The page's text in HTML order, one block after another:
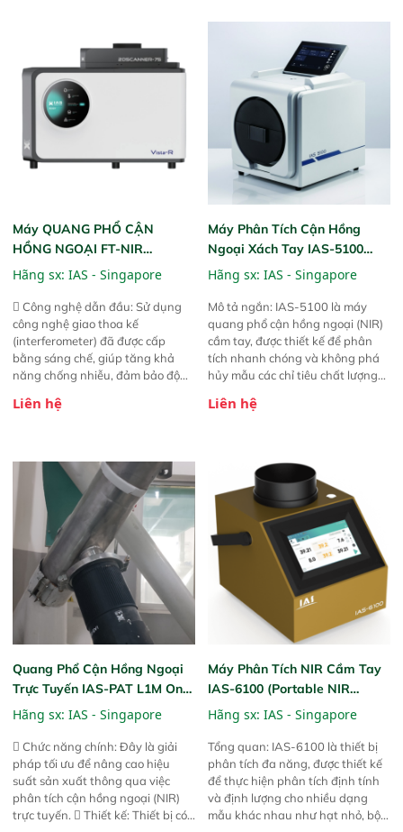
thức ăn chăn nuôi, nguyên liệu
thực phẩm, nông sản,..
năng theo dõi thông số theo thời
gian thực và trực quan hóa dữ
liệu để tăng chỉ số ROI cho doanh
Máy QUANG PHỔ CẬN
HỒNG NGOẠI FT-NIR
Analyzer Vista-R
Hãng sx: IAS - Singapore
 Công nghệ dẫn đầu: Sử dụng
công nghệ giao thoa kế
(interferometer) đã được cấp
bằng sáng chế, giúp tăng khả
năng chống nhiễu, đảm bảo độ
Phạm vi ứng dụng rộng: Đáp ứng
ngành công nghiệp khác nhau. 
Độ nhạy cao: Trang bị đầu dò
InGaAs độ nhạy cao, cung cấp
phản hồi phổ tuyến tính đầy đủ,
đảm bảo độ chính xác và khả
năng lặp lại tối ưu.
Liên hệ
Máy Phân Tích Cận Hồng
Ngoại Xách Tay IAS-5100
(Portable NIR Analyzer)
Hãng sx: IAS - Singapore
Mô tả ngắn: IAS-5100 là máy
quang phổ cận hồng ngoại (NIR)
cầm tay, được thiết kế để phân
tích nhanh chóng và không phá
hủy mẫu các chỉ tiêu chất lượng
Thiết bị linh hoạt cho nhiều kịch
trực tiếp ngoài đồng ruộng.
Liên hệ
Quang Phổ Cận Hồng Ngoại
Trực Tuyến IAS-PAT L1M On-
Line NIR
Hãng sx: IAS - Singapore
 Chức năng chính: Đây là giải
pháp tối ưu để nâng cao hiệu
suất sản xuất thông qua việc
phân tích cận hồng ngoại (NIR)
trực tuyến.  Thiết kế: Thiết bị có
Máy Phân Tích NIR Cầm Tay
IAS-6100 (Portable NIR
Analyzer)
Hãng sx: IAS - Singapore
Tổng quan: IAS-6100 là thiết bị
phân tích đa năng, được thiết kế
để thực hiện phân tích định tính
và định lượng cho nhiều dạng
mẫu khác nhau như hạt nhỏ, bột,